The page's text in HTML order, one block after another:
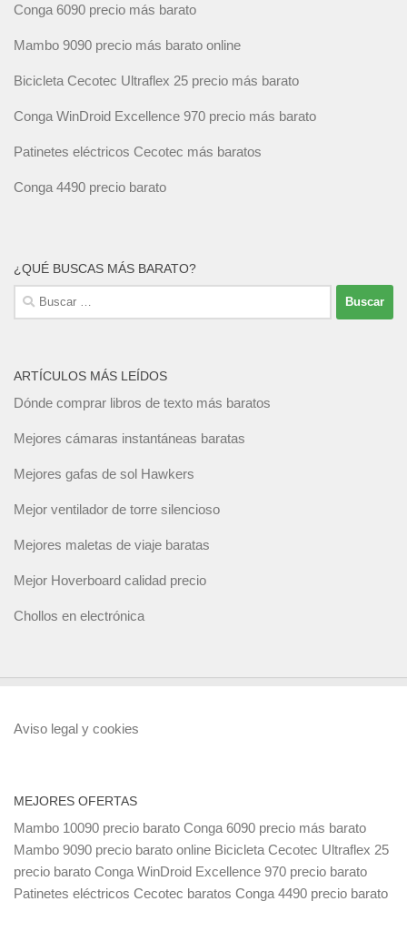
Conga 6090 precio más barato
Mambo 9090 precio más barato online
Bicicleta Cecotec Ultraflex 25 precio más barato
Conga WinDroid Excellence 970 precio más barato
Patinetes eléctricos Cecotec más baratos
Conga 4490 precio barato
¿QUÉ BUSCAS MÁS BARATO?
Buscar:
ARTÍCULOS MÁS LEÍDOS
Dónde comprar libros de texto más baratos
Mejores cámaras instantáneas baratas
Mejores gafas de sol Hawkers
Mejor ventilador de torre silencioso
Mejores maletas de viaje baratas
Mejor Hoverboard calidad precio
Chollos en electrónica
Aviso legal y cookies
MEJORES OFERTAS
Mambo 10090 precio barato Conga 6090 precio más barato
Mambo 9090 precio barato online Bicicleta Cecotec Ultraflex 25
precio barato Conga WinDroid Excellence 970 precio barato
Patinetes eléctricos Cecotec baratos Conga 4490 precio barato